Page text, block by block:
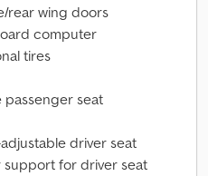
rear wing doors
computer
tires
passenger seat
driver seat
support for driver seat